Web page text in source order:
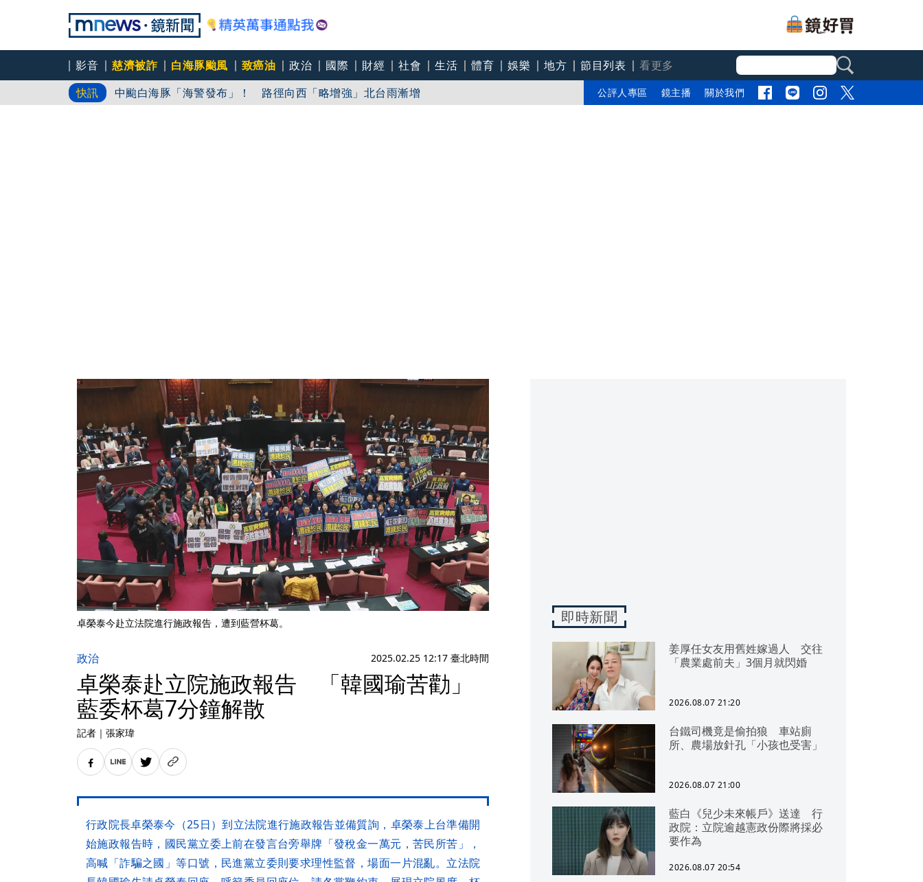
影音 慈濟被詐 白海豚颱風 致癌油 政治 國際 財經 社會 生活 體育 娛樂 地方 節目列表
看更多
快訊
川普又出招！多晶矽產品課15%關稅12月生效 經濟部回應了
中颱白海豚「海警發布」！ 路徑向西「略增強」北台雨漸增
公評人專區 鏡主播 關於我們
卓榮泰今赴立法院進行施政報告，遭到藍營杯葛。
政治 2025.02.25 12:17 臺北時間
卓榮泰赴立院施政報告 「韓國瑜苦勸」
藍委杯葛7分鐘解散
記者 ｜ 張家瑋
行政院長卓榮泰今（25日）到立法院進行施政報告並備質詢，卓榮泰上台準備開
始施政報告時，國民黨立委上前在發言台旁舉牌「發稅金一萬元，苦民所苦」，
高喊「詐騙之國」等口號，民進黨立委則要求理性監督，場面一片混亂。立法院
即時新聞
姜厚任女友用舊姓嫁過人 交往
「農業處前夫」3個月就閃婚
2026.08.07 21:20
台鐵司機竟是偷拍狼 車站廁
所、農場放針孔「小孩也受害」
2026.08.07 21:00
藍白《兒少未來帳戶》送達 行
政院：立院逾越憲政份際將採必
要作為
2026.08.07 20:54